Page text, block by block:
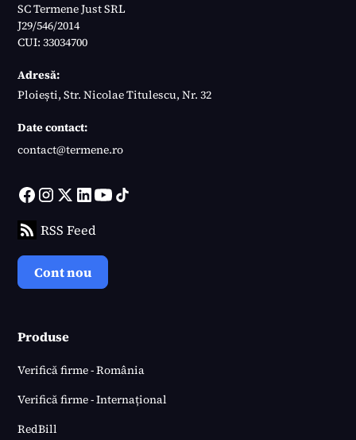
SC Termene Just SRL
J29/546/2014
CUI: 33034700
Adresă:
Ploiești, Str. Nicolae Titulescu, Nr. 32
Date contact:
contact@termene.ro
RSS Feed
Cont nou
Produse
Verifică firme - România
Verifică firme - Internațional
RedBill